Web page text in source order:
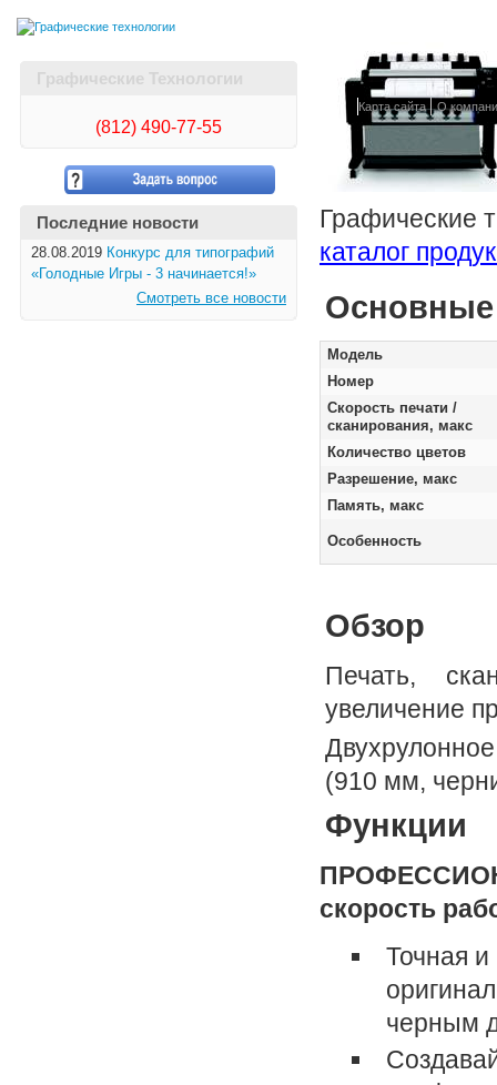
Карта сайта О
Графические Технологии
(812) 490-77-55
Последние новости
28.08.2019 Конкурс для типографий
«Голодные Игры - 3 начинается!»
Смотреть все новости
Графические
каталог
Основные
Модель
Номер
Скорость печати /
сканирования, макс
Количество цветов
Разрешение, макс
Память, макс
Особенность
Обзор
Печать,
увеличение
(910 мм,
Функции
скорость
Точная и
черным